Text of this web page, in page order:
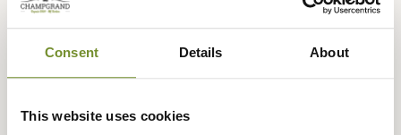
Consent Details About
This website uses cookies
matelassée courte Barbour Liddesdale
réinterprète un
classique du vestiaire Barbour avec élégance et
caractère. Fidèle à l’ADN de la maison, elle reprend le
matelassage losangé traditionnel
contemporaine et facile à porter.